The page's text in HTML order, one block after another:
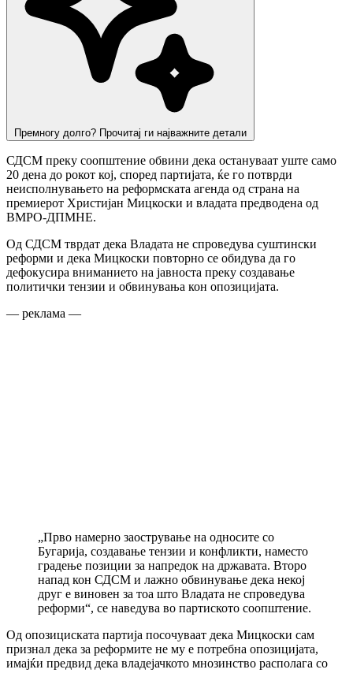
Премногу долго? Прочитај ги најважните детали
СДСМ преку соопштение обвини дека остануваат уште само
20 дена до рокот кој, според партијата, ќе го потврди
неисполнувањето на реформската агенда од страна на
премиерот Христијан Мицкоски и владата предводена од
ВМРО-ДПМНЕ.
Од СДСМ тврдат дека Владата не спроведува суштински
реформи и дека Мицкоски повторно се обидува да го
дефокусира вниманието на јавноста преку создавање
политички тензии и обвинувања кон опозицијата.
— реклама —
„Прво намерно заострување на односите со
Бугарија, создавање тензии и конфликти, наместо
градење позиции за напредок на државата. Второ
напад кон СДСМ и лажно обвинување дека некој
друг е виновен за тоа што Владата не спроведува
реформи“, се наведува во партиското соопштение.
Од опозициската партија посочуваат дека Мицкоски сам
признал дека за реформите не му е потребна опозицијата,
имајќи предвид дека владејачкото мнозинство располага со